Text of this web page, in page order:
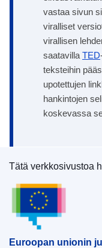
vastaa sivun
viralliset
virallisen
saatavilla TED
teksteihin
upotettujen
hankintojen
koskevassa
Euroopan
Tätä verkkosivustoa
Euroopan unionin